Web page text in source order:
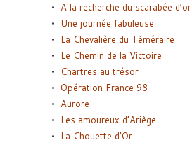
A la recherche du scarabée d’or
Une journée fabuleuse
La Chevalière du Téméraire
Le Chemin de la Victoire
Chartres au trésor
Opération France 98
Aurore
Les amoureux d’Ariège
La Chouette d’Or